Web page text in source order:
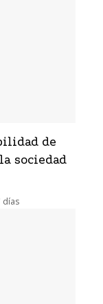
de
sociedad
días